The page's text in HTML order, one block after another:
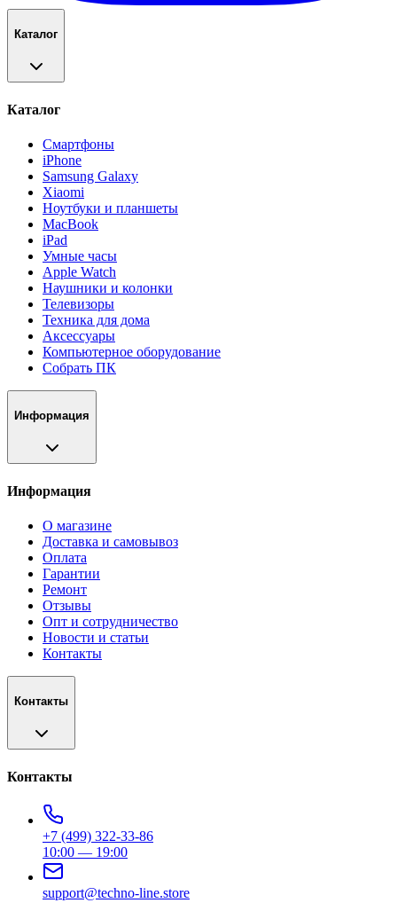
Каталог
Каталог
Смартфоны
iPhone
Samsung Galaxy
Xiaomi
Ноутбуки и планшеты
MacBook
iPad
Умные часы
Apple Watch
Наушники и колонки
Телевизоры
Техника для дома
Аксессуары
Компьютерное оборудование
Собрать ПК
Информация
Информация
О магазине
Доставка и самовывоз
Оплата
Гарантии
Ремонт
Отзывы
Опт и сотрудничество
Новости и статьи
Контакты
Контакты
Контакты
+7 (499) 322-33-86
10:00 — 19:00
support@techno-line.store